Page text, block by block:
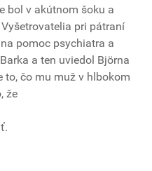
bol v akútnom šoku a
pri pátraní
pomoc psychiatra a
a ten uviedol Björna
to, čo mu muž v hlbokom
že